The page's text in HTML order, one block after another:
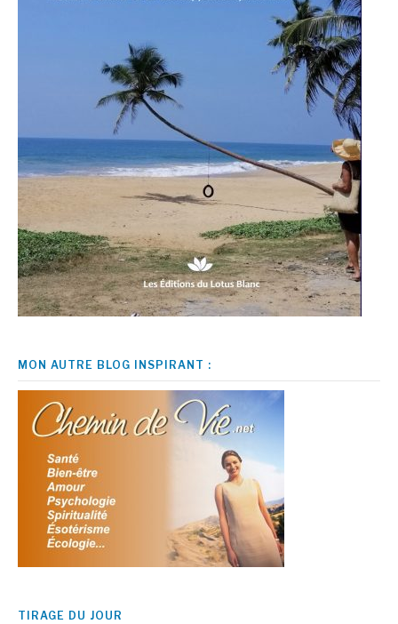
MON AUTRE BLOG INSPIRANT :
TIRAGE DU JOUR